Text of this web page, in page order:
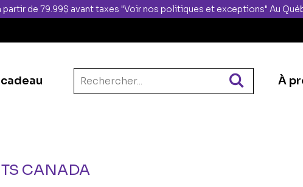
partir de 79.99$ avant taxes "Voir nos politiques et exceptions" Au
À
CANADA